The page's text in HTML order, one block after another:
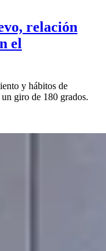
relación
el
y hábitos de
giro de 180 grados.